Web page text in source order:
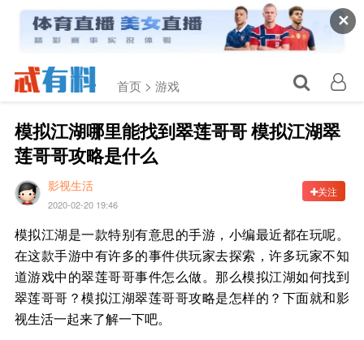
✕
首页 > 游戏
模拟江湖哪里能找到翠莲哥哥 模拟江湖翠
莲哥哥攻略是什么
影视生活
2020-02-20 19:46
关注
模拟江湖是一款特别有意思的手游，小编最近都在玩呢。
在这款手游中有许多的事件供玩家去探索，许多玩家不知
道游戏中的翠莲哥哥事件怎么做。那么模拟江湖如何找到
翠莲哥哥？模拟江湖翠莲哥哥攻略是怎样的？下面就和影
视生活一起来了解一下吧。